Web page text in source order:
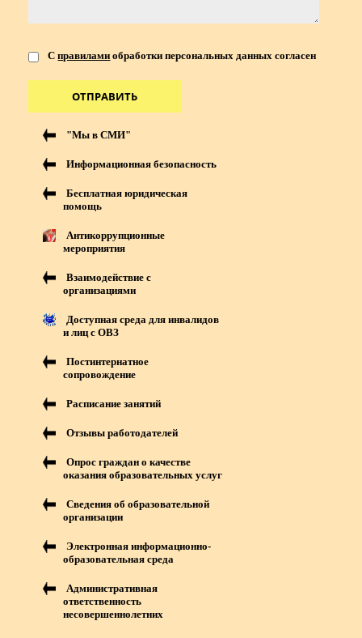
Справилами обработки персональных данных согласен
ОТПРАВИТЬ
"Мы в СМИ"
Информационная безопасность
Бесплатная юридическая
помощь
Антикоррупционные
мероприятия
Взаимодействие с
организациями
Доступная среда для инвалидов
и лиц с ОВЗ
Постинтернатное
сопровождение
Расписание занятий
Отзывы работодателей
Опрос граждан о качестве
оказания образовательных услуг
Сведения об образовательной
организации
Электронная информационно-
образовательная среда
Административная
ответственность
несовершеннолетних